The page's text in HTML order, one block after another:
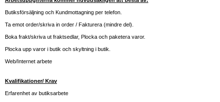
Butiksförsäljning och Kundmottagning per telefon.
Ta emot order/skriva in order / Fakturera (mindre del).
Boka frakt/skriva ut fraktsedlar, Plocka och paketera varor.
Plocka upp varor i butik och skyltning i butik.
Web/Internet arbete
Kvalifikationer/ Krav
Erfarenhet av butiksarbete